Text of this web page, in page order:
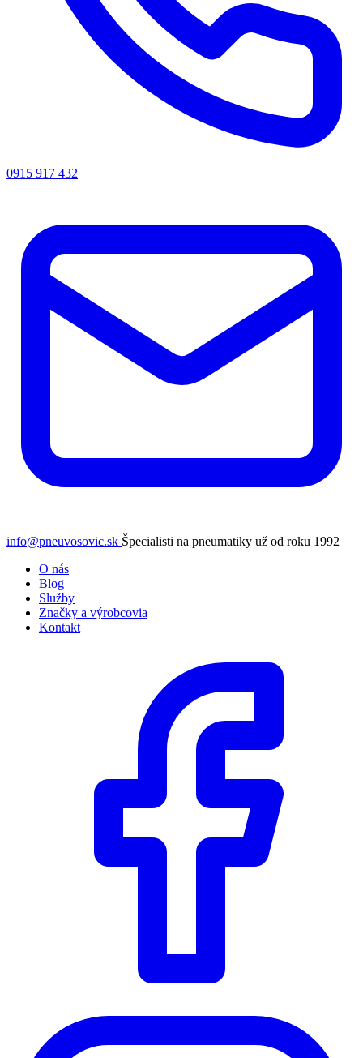
0915 917 432
info@pneuvosovic.sk Špecialisti na pneumatiky už od roku 1992
O nás
Blog
Služby
Značky a výrobcovia
Kontakt